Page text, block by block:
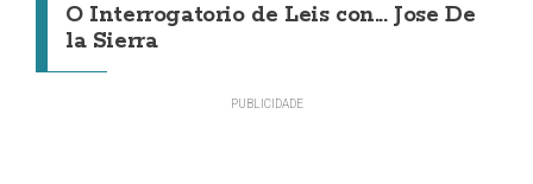
O Interrogatorio de Leis con... Jose De
la Sierra